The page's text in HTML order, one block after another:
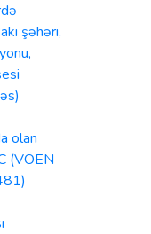
şəhəri,
olan
(VÖEN